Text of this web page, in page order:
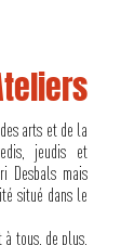
arts et de la
jeudis et
Desbals mais
situé dans le
tous, de plus,